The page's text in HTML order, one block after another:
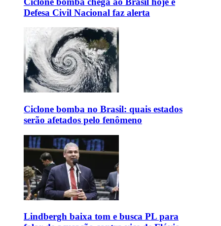
Defesa Civil Nacional faz alerta
Ciclone bomba no Brasil: quais estados
serão afetados pelo fenômeno
Lindbergh baixa tom e busca PL para